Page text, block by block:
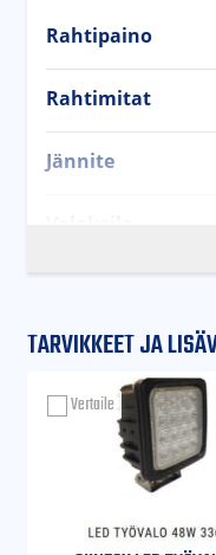
Rahtipaino
Rahtimitat
Jännite
Virrankulutus
Koteloluokitus
MINI
TARVIKKEET JA
Vertaile